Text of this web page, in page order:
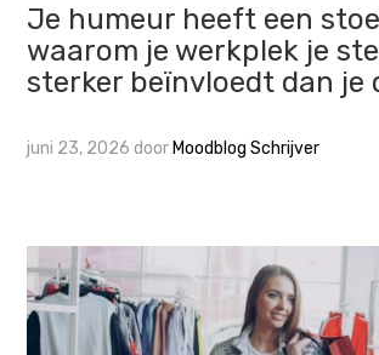
Je humeur heeft een
waarom je werkplek je
sterker beïnvloedt dan je
juni 23, 2026 door Moodblog Schrijver